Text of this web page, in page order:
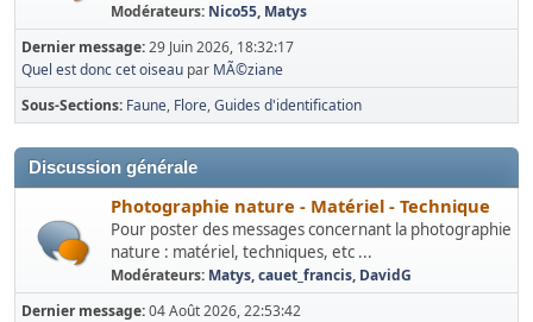
Modérateurs: Nico55, Matys
Dernier message:29 Juin 2026, 18:32:17
Quel est donc cet oiseau par MÃ©ziane
Sous-Sections Faune Flore Guides d'identification
Discussion générale
Photographie nature - Matériel - Technique
Pour poster des messages concernant la photographie
nature : matériel, techniques, etc ...
Modérateurs: Matys,cauet_francis, DavidG
Dernier message:04 Août 2026, 22:53:42